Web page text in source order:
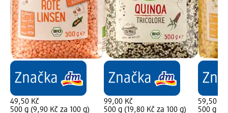
49,50 Kč
500 g (9,90 Kč za 100 g)
99,00 Kč
500 g (19,80 Kč za 100 g)
59,50 Kč
500 g